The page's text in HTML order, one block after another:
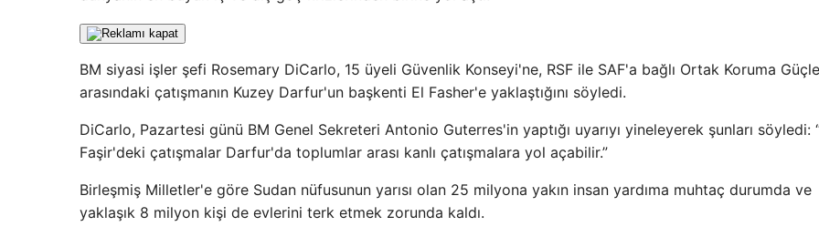
BM siyasi işler şefi Rosemary DiCarlo, 15 üyeli Güvenlik Konseyi'ne, RSF ile SAF'a bağlı Ortak Koruma
arasındaki çatışmanın Kuzey Darfur'un başkenti El Fasher'e yaklaştığını söyledi.
DiCarlo, Pazartesi günü BM Genel Sekreteri Antonio Guterres'in yaptığı uyarıyı yineleyerek şunları söyledi:
Faşir'deki çatışmalar Darfur'da toplumlar arası kanlı çatışmalara yol açabilir.”
Birleşmiş Milletler'e göre Sudan nüfusunun yarısı olan 25 milyona yakın insan yardıma muhtaç durumda ve
yaklaşık 8 milyon kişi de evlerini terk etmek zorunda kaldı.